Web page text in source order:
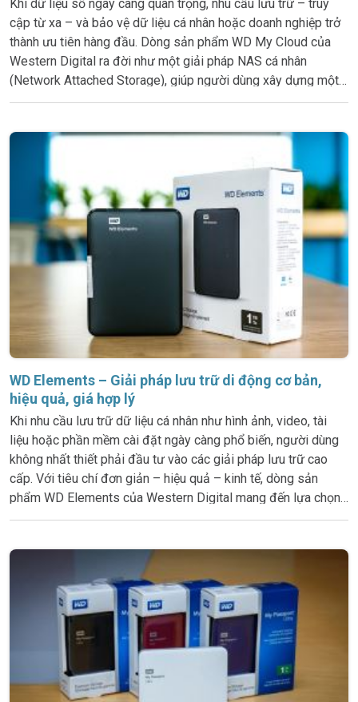
Khi dữ liệu số ngày càng quan trọng, nhu cầu lưu trữ – truy
cập từ xa – và bảo vệ dữ liệu cá nhân hoặc doanh nghiệp trở
thành ưu tiên hàng đầu. Dòng sản phẩm WD My Cloud của
Western Digital ra đời như một giải pháp NAS cá nhân
(Network Attached Storage), giúp người dùng xây dựng một
hệ thống đám mây riêng tư ngay tại nhà hoặc văn phòng, thay
WD Elements – Giải pháp lưu trữ di động cơ bản,
hiệu quả, giá hợp lý
Khi nhu cầu lưu trữ dữ liệu cá nhân như hình ảnh, video, tài
liệu hoặc phần mềm cài đặt ngày càng phổ biến, người dùng
không nhất thiết phải đầu tư vào các giải pháp lưu trữ cao
cấp. Với tiêu chí đơn giản – hiệu quả – kinh tế, dòng sản
phẩm WD Elements của Western Digital mang đến lựa chọn
ổ cứng di động lý tưởng cho những ai cần một thiết bị lưu